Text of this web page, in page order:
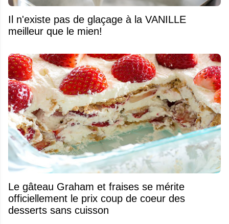
Il n'existe pas de glaçage à la VANILLE
meilleur que le mien!
Le gâteau Graham et fraises se mérite
officiellement le prix coup de coeur des
desserts sans cuisson